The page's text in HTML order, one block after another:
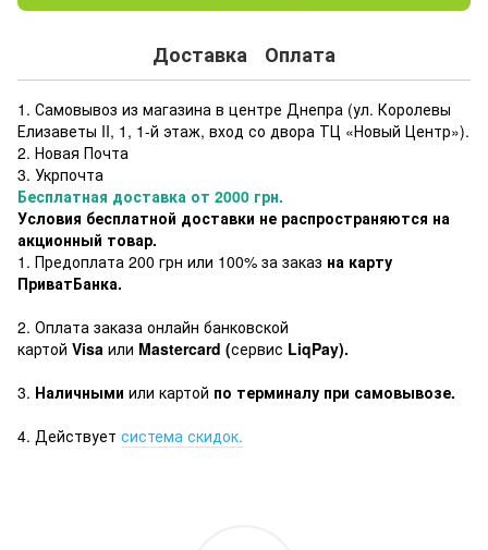
Доставка Оплата
1. Самовывоз из магазина в центре Днепра (ул. Королевы
Елизаветы II, 1, 1-й этаж, вход со двора ТЦ «Новый Центр»).
2. Новая Почта
3. Укрпочта
Бесплатная доставка от 2000 грн.
Условия бесплатной доставки не распространяются на
акционный товар.
1. Предоплата 200 грн или 100% за заказ на карту
ПриватБанка.
2. Оплата заказа онлайн банковской
картой Visa или Mastercard (сервис LiqPay).
3. Наличными или картой по терминалу при самовывозе.
4. Действует система скидок.